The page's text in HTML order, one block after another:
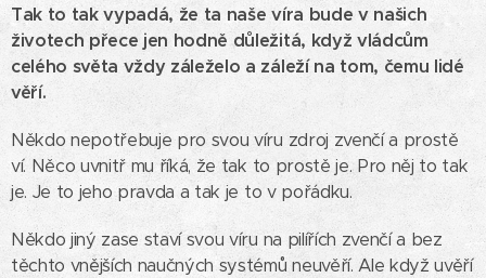
Tak to tak vypadá, že ta naše víra bude v našich
životech přece jen hodně důležitá, když vládcům
celého světa vždy záleželo a záleží na tom, čemu lidé
věří.
Někdo nepotřebuje pro svou víru zdroj zvenčí a prostě
ví. Něco uvnitř mu říká, že tak to prostě je. Pro něj to tak
je. Je to jeho pravda a tak je to v pořádku.
Někdo jiný zase staví svou víru na pilířích zvenčí a bez
těchto vnějších naučných systémů neuvěří. Ale když uvěří